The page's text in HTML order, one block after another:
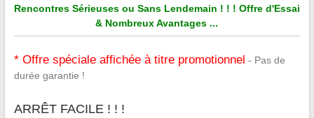
Rencontres Sérieuses ou Sans Lendemain ! ! ! Offre d'Essai
& Nombreux Avantages ...
* Offre spéciale affichée à titre promotionnel - Pas de
durée garantie !
ARRÊT FACILE ! ! !